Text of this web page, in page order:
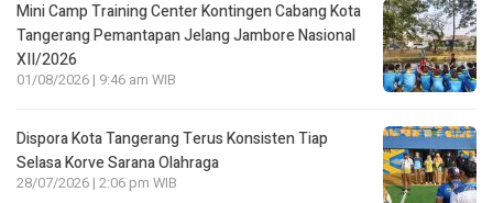
Mini Camp Training Center Kontingen Cabang Kota
Tangerang Pemantapan Jelang Jambore Nasional
XII/2026
01/08/2026 | 9:46 am WIB
Dispora Kota Tangerang Terus Konsisten Tiap
Selasa Korve Sarana Olahraga
28/07/2026 | 2:06 pm WIB